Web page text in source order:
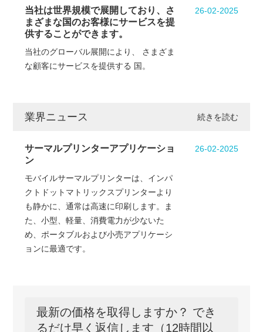
26-02-2025
当社は世界規模で展開しており、さ
まざまな国のお客様にサービスを提
供することができます。
当社のグローバル展開により、 さまざま
な顧客にサービスを提供する 国。
業界ニュース 続きを読む
26-02-2025
サーマルプリンターアプリケーショ
ン
モバイルサーマルプリンターは、インパ
クトドットマトリックスプリンターより
も静かに、通常は高速に印刷します。ま
た、小型、軽量、消費電力が少ないた
め、ポータブルおよび小売アプリケーシ
ョンに最適です。
最新の価格を取得しますか？ でき
るだけ早く返信します（12時間以